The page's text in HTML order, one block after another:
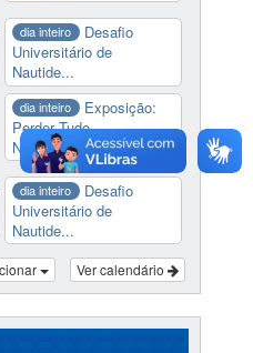
dia inteiro
Desafio
Universitário de
Nautide...
dia inteiro
Exposição:
Perder Tudo.
Novament...
dia inteiro
Desafio
Universitário de
Nautide...
Ver calendário